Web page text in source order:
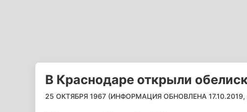
В Краснодаре открыли
25 ОКТЯБРЯ 1967 (ИНФОРМАЦИЯ ОБНОВЛЕНА 17.10.2019,